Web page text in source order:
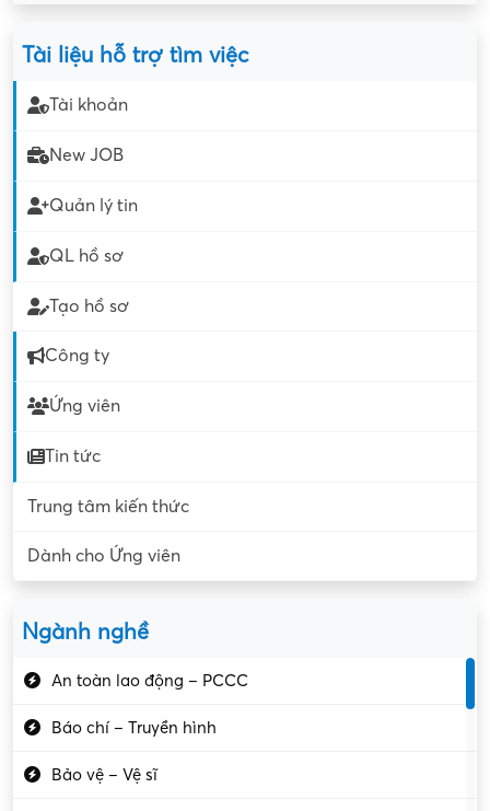
Tài liệu hỗ trợ tìm việc
Tài khoản
New JOB
Quản lý tin
QL hồ sơ
Tạo hồ sơ
Công ty
Ứng viên
Tin tức
Trung tâm kiến thức
Dành cho Ứng viên
Ngành nghề
An toàn lao động – PCCC
Báo chí – Truyền hình
Bảo vệ – Vệ sĩ